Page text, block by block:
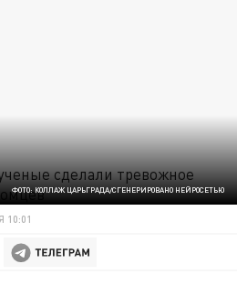
ФОТО: КОЛЛАЖ ЦАРЬГРАДА/СГЕНЕРИРОВАНО НЕЙРОСЕТЬЮ
10:01